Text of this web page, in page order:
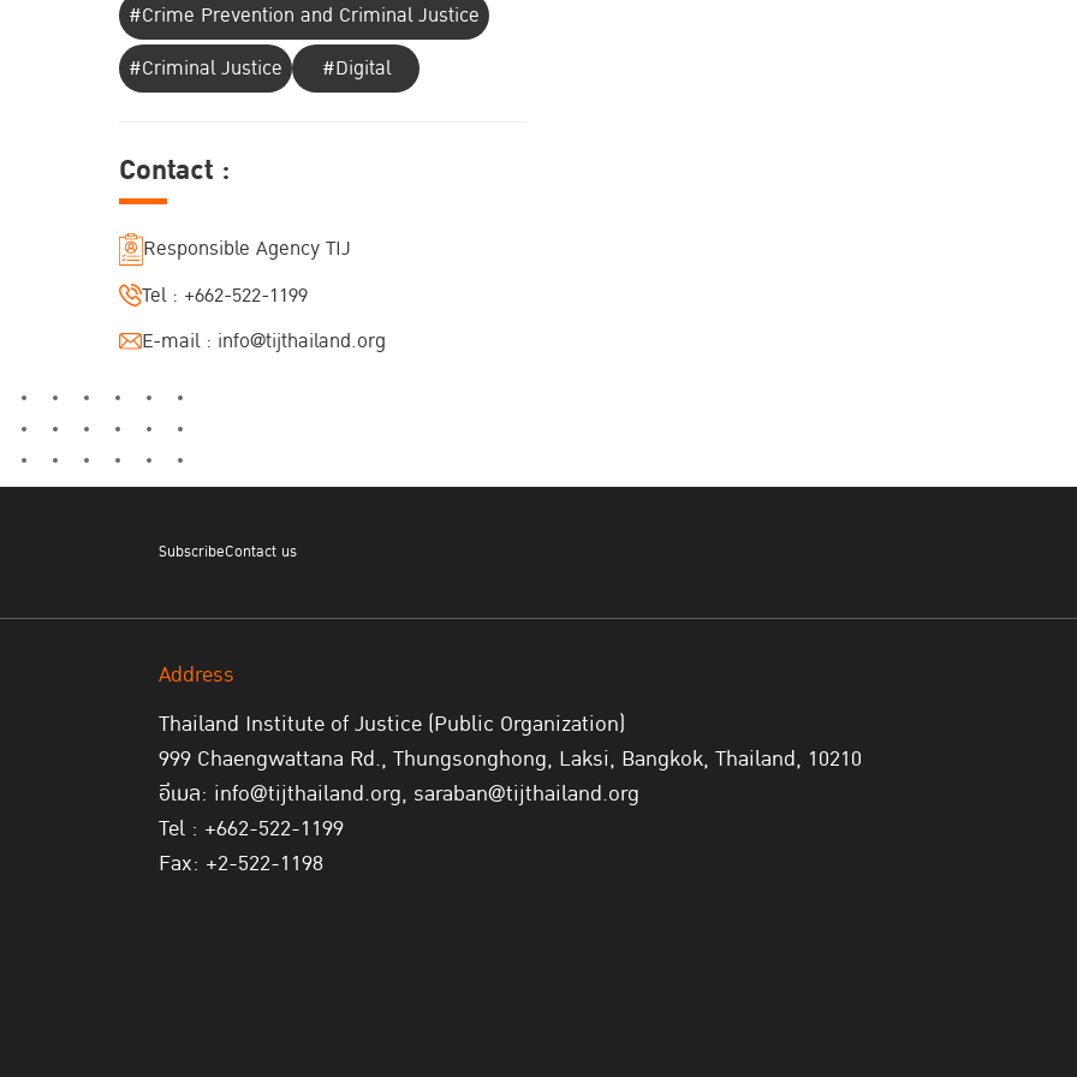
#Crime Prevention and Criminal Justice
#Criminal Justice
#Digital
Contact :
Responsible Agency TIJ
Tel : +662-522-1199
E-mail : info@tijthailand.org
SubscribeContact us
Address
Thailand Institute of Justice (Public Organization)
999 Chaengwattana Rd., Thungsonghong, Laksi, Bangkok, Thailand, 10210
อีเมล: info@tijthailand.org, saraban@tijthailand.org
Tel : +662-522-1199
Fax: +2-522-1198